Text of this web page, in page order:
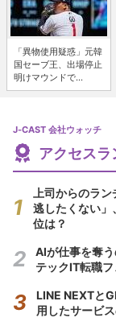
「異物使用疑惑」元韓
国セーブ王、出場停止
明けマウンドで...
J-CAST 会社ウォッチ
アクセスラ
上司からのラ
逃したくない」
位は？
AIが仕事を奪
テックIT転職
LINE NEXTと
用したサービ